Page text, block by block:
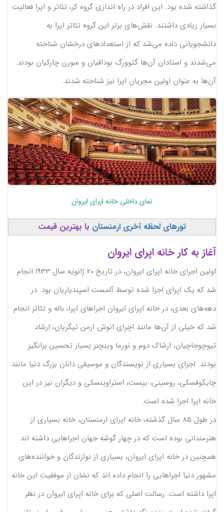
گذاشته شده بود. این افراد در راه اندازی گروه کر، تئاتر و اپرا فعالیت
بسیار زیادی داشتند. نقش‌های برتر این گروه تئاتر اپرا به
دانشجویانی داده می‌شد که از استعدادهای درخشان شناخته
می‌شدند و استادان آن‌ها گئوورگ بوداقیان و سورن چارکیان بودند.
آن‌ها به عنوان اولین مجریان اپرا نیز شناخته شدند.
نمای داخلی خانه اپرای ایروان
تورهای لحظه آخری ارمنستان با بهترین قیمت
آغاز به کار خانه اپرای ایروان
اولین اجرای خانه اپرای ایروان، در تاریخ 20 ژانویه سال 1933 انجام
شد که یک اپرای اجرا شده توسط آلمست اسپندیاریان بود. در
دهه‌های بعدی، در خانه اپرای ایروان اجراهای اپرا، باله و تئاتر انجام
شد که خیلی از آن‌ها مانند اچرای انوش ارمن تیگریان، ارشاد
تیوچوجاچیان، ارشاک دوم و نورما وینچنز بسیار تحسین برانگیز
بودند. اجرای بسیاری از نویسندگان و موسیقی دانان بزرگ دنیا مانند
چایکوفسکی، روسینی، بیست، استراوینسکی و دیگران نیز در این
خانه اپرا اجرا شده است.
در طول 85 سال گذشته، خانه اپرای ارمنستان، خانه بسیاری از
هنرمندانی بوده است که در چهار گوشه جهان اجراهایی داشته اند.
همچنین در خانه اپرای ایروان، بسیاری از نوازندگان و خواننده‌های
مشهور دنیا اجراهایی را انجام داده اند که نشان از موفقیت این خانه
اپرا داشته است. رسالت اصلی که برای خانه اپرای ایروان در نظر